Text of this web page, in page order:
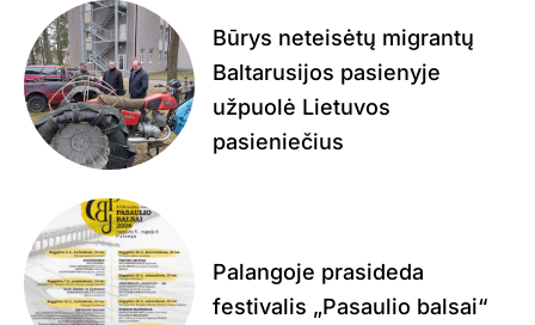
Būrys neteisėtų migrantų
Baltarusijos pasienyje
užpuolė Lietuvos
pasieniečius
Palangoje prasideda
festivalis „Pasaulio balsai“